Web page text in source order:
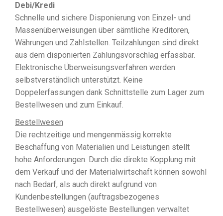
Debi/Kredi
Schnelle und sichere Disponierung von Einzel- und
Massenüberweisungen über sämtliche Kreditoren,
Währungen und Zahlstellen. Teilzahlungen sind direkt
aus dem disponierten Zahlungsvorschlag erfassbar.
Elektronische Überweisungsverfahren werden
selbstverständlich unterstützt. Keine
Doppelerfassungen dank Schnittstelle zum Lager zum
Bestellwesen und zum Einkauf.
Bestellwesen
Die rechtzeitige und mengenmässig korrekte
Beschaffung von Materialien und Leistungen stellt
hohe Anforderungen. Durch die direkte Kopplung mit
dem Verkauf und der Materialwirtschaft können sowohl
nach Bedarf, als auch direkt aufgrund von
Kundenbestellungen (auftragsbezogenes
Bestellwesen) ausgelöste Bestellungen verwaltet